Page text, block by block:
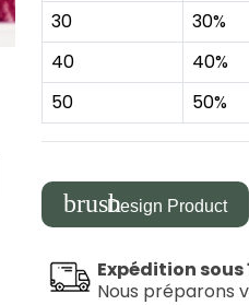
30
30%
40
40%
50
50%
brushDesign Product
Expédition sous
Nous préparons